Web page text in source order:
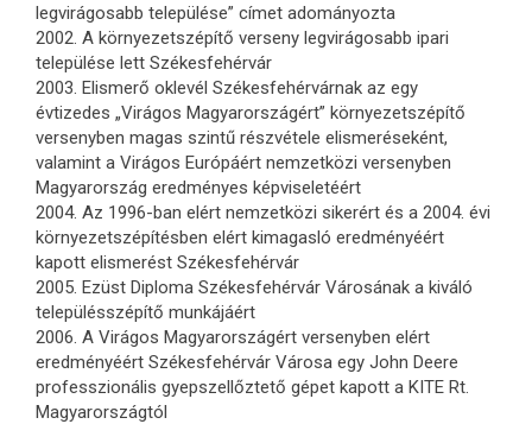
legvirágosabb települése” címet adományozta
2002. A környezetszépítő verseny legvirágosabb ipari
települése lett Székesfehérvár
2003. Elismerő oklevél Székesfehérvárnak az egy
évtizedes „Virágos Magyarországért” környezetszépítő
versenyben magas szintű részvétele elismeréseként,
valamint a Virágos Európáért nemzetközi versenyben
Magyarország eredményes képviseletéért
2004. Az 1996-ban elért nemzetközi sikerért és a 2004. évi
környezetszépítésben elért kimagasló eredményéért
kapott elismerést Székesfehérvár
2005. Ezüst Diploma Székesfehérvár Városának a kiváló
településszépítő munkájáért
2006. A Virágos Magyarországért versenyben elért
eredményéért Székesfehérvár Városa egy John Deere
professzionális gyepszellőztető gépet kapott a KITE Rt.
Magyarországtól